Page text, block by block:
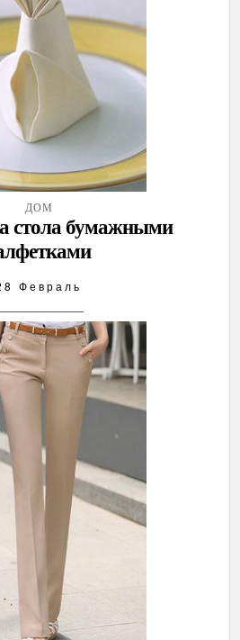
ДОМ
стола бумажными
Февраль